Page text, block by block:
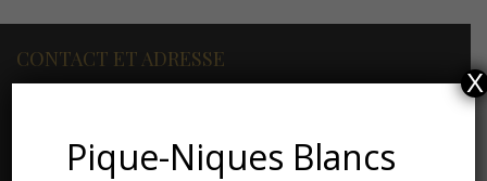
CONTACT ET ADRESSE
24590 Salignac-Eyvigues
Pique-Niques Blancs
X